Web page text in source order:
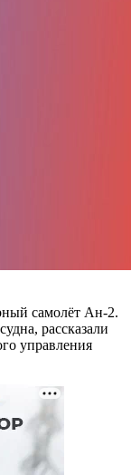
самолёт Ан-2.
рассказали
управления